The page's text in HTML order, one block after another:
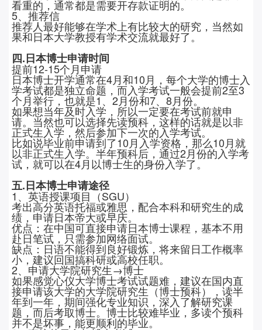
看重的，通常都是需要开存款证明的。
5、推荐信
推荐人最好能够在学术上有比较大的研究，当然如
果和日本大学教授有学术交流就最好了。
四.日本博士申请时间
提前12-15个月申请
日本博士开学通常在4月和10月，每个大学的博士入
学考试都是独立命题，而入学考试一般会提前2至3
个月举行，也就是1、2月份和7、8月份。
如果想当年及时入学，所以一定要在考试前就申
请。当然也可以选择先读预科，这样的话就是以非
正式生入学，然后参加下一次的入学考试。
比如说毕业前申请到了10月入学资格，那么10月就
以非正式生入学。半年预科后，通过2月份的入学考
试，就可以在4月以博士生的身份入学了。
五.日本博士申请途径
1、英语授课项目（SGU）
考出高分英语托福或雅思，配合本科和研究生的成
绩，申请日本帝大或早庆。
优点：在中国可直接申请日本博士课程，基本不用
赴日笔试，只需参加网络面试。
缺点：日语不能得到良好锻炼，将来留日工作概率
小，建议回国搞科研或高校任职。
2、申请大学院研究生→博士
如果感觉心仪大学博士考试试题难，建议在国内直
接申请该大学的大学院研究生（博士预科），读半
年到一年，期间强化专业知识，深入了解研究课
题，而后考取博士。博士比较难毕业，多读个预科
并不是坏事，能更顺利的毕业。